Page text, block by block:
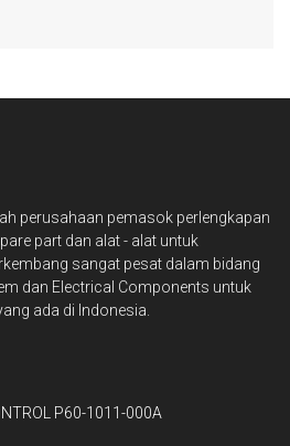
perusahaan pemasok perlengkapan
part dan alat - alat untuk
sangat pesat dalam bidang
dan Electrical Components untuk
ada di Indonesia.
P60-1011-000A